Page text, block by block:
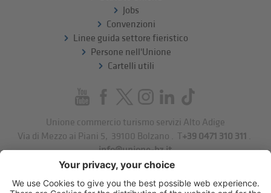
Jobs
Convenzioni
Linee guida settore fieristico
Persone nell'Unione
Cartelli utili
Unione commercio turismo servizi Alto Adige
Via di Mezzo ai Piani 5
39100 Bolzano . T+39 0471 310 311 .
info@unione-bz.it
Impressum
Privacy